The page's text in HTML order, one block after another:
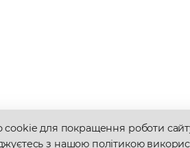
cookie для покращення роботи
з нашою політикою